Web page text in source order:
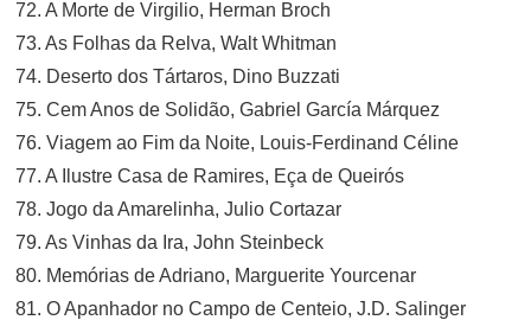
72. A Morte de Virgilio, Herman Broch
73. As Folhas da Relva, Walt Whitman
74. Deserto dos Tártaros, Dino Buzzati
75. Cem Anos de Solidão, Gabriel García Márquez
76. Viagem ao Fim da Noite, Louis-Ferdinand Céline
77. A Ilustre Casa de Ramires, Eça de Queirós
78. Jogo da Amarelinha, Julio Cortazar
79. As Vinhas da Ira, John Steinbeck
80. Memórias de Adriano, Marguerite Yourcenar
81. O Apanhador no Campo de Centeio, J.D. Salinger